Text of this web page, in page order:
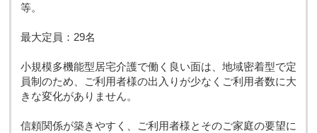
等。
最大定員：29名
小規模多機能型居宅介護で働く良い面は、地域密着型で定
員制のため、ご利用者様の出入りが少なくご利用者数に大
きな変化がありません。
信頼関係が築きやすく、ご利用者様とそのご家庭の要望に